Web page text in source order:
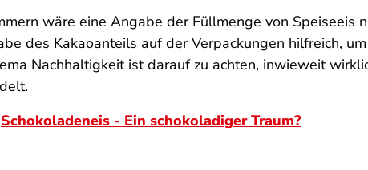
wäre eine Angabe der Füllmenge von Speiseeis
des Kakaoanteils auf der Verpackungen hilfreich,
Nachhaltigkeit ist darauf zu achten, inwieweit
Schokoladeneis - Ein schokoladiger Traum?